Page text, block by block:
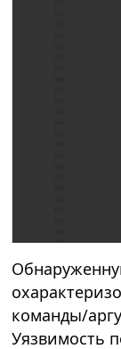
команды/
Уязвимость